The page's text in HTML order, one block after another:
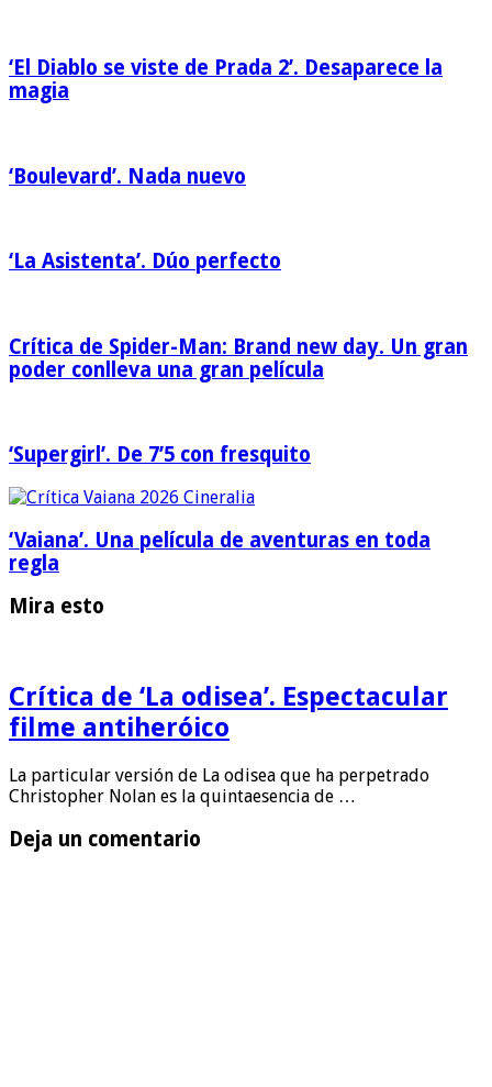
‘El Diablo se viste de Prada 2’. Desaparece la
magia
‘Boulevard’. Nada nuevo
‘La Asistenta’. Dúo perfecto
Crítica de Spider-Man: Brand new day. Un gran
poder conlleva una gran película
‘Supergirl’. De 7’5 con fresquito
‘Vaiana’. Una película de aventuras en toda
regla
Mira esto
Crítica de ‘La odisea’. Espectacular
filme antiheróico
La particular versión de La odisea que ha perpetrado
Christopher Nolan es la quintaesencia de …
Deja un comentario